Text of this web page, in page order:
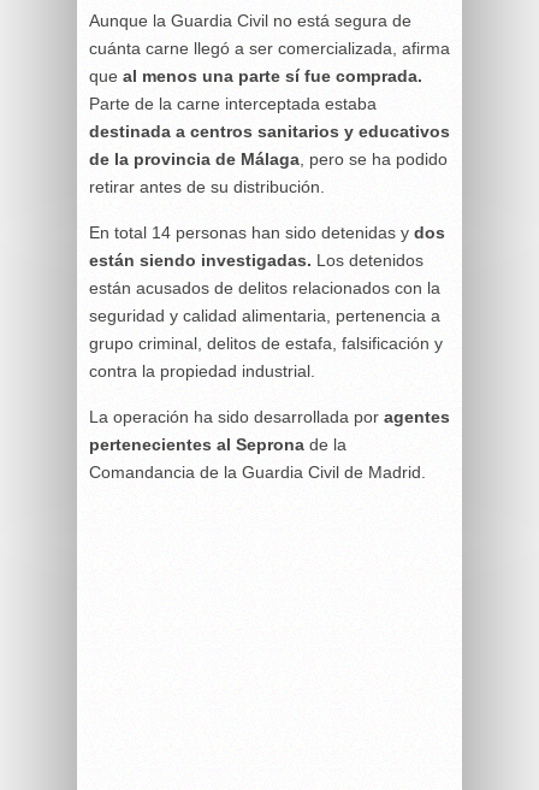
Aunque la Guardia Civil no está segura de
cuánta carne llegó a ser comercializada, afirma
que al menos una parte sí fue comprada.
Parte de la carne interceptada estaba
destinada a centros sanitarios y educativos
de la provincia de Málaga, pero se ha podido
retirar antes de su distribución.
En total 14 personas han sido detenidas y dos
están siendo investigadas. Los detenidos
están acusados de delitos relacionados con la
seguridad y calidad alimentaria, pertenencia a
grupo criminal, delitos de estafa, falsificación y
contra la propiedad industrial.
La operación ha sido desarrollada por agentes
pertenecientes al Seprona de la
Comandancia de la Guardia Civil de Madrid.